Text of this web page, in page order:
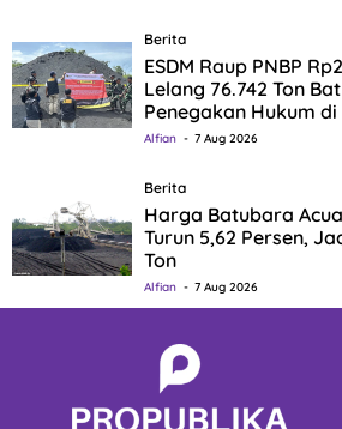
Berita
ESDM Raup PNBP
Lelang 76.742 Ton
Penegakan Hukum
Alfian 7 Aug 2026
Berita
Harga Batubara
Turun 5,62 Persen,
Ton
Alfian 7 Aug 2026